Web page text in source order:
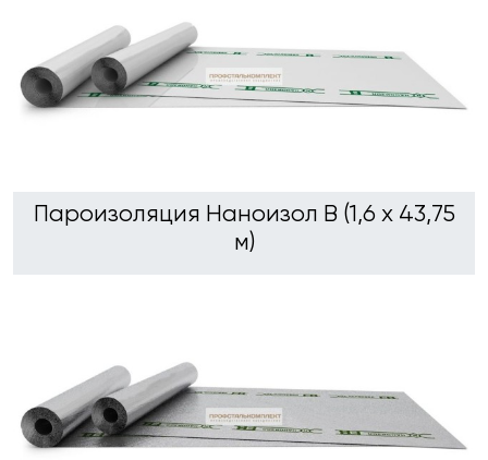
Пароизоляция Наноизол B (1,6 х 43,75
м)